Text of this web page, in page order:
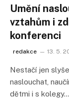
Umění
vztahům i
konferenci
redakce 13. 5.
Nestačí jen
naslouchat,
dětmi i s kolegy…